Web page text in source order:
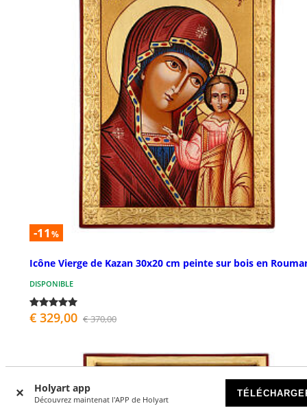
Holyart app
Découvrez maintenat l'APP de Holyart
-11 %
Icône Vierge de Kazan 30x20 cm peinte sur bois en
DISPONIBLE
€ 329,00 € 370,00